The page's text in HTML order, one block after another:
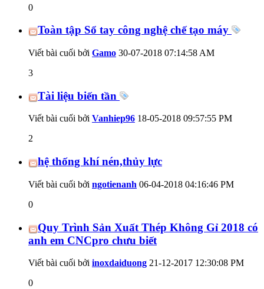
0
Toàn tập Sổ tay công nghệ chế tạo máy
Viết bài cuối bởi Gamo 30-07-2018 07:14:58 AM
3
Tài liệu biến tần
Viết bài cuối bởi Vanhiep96 18-05-2018 09:57:55 PM
2
hệ thống khí nén,thủy lực
Viết bài cuối bởi ngotienanh 06-04-2018 04:16:46 PM
0
Quy Trình Sản Xuất Thép Không Gỉ 2018 có
anh em CNCpro chưu biết
Viết bài cuối bởi inoxdaiduong 21-12-2017 12:30:08 PM
0